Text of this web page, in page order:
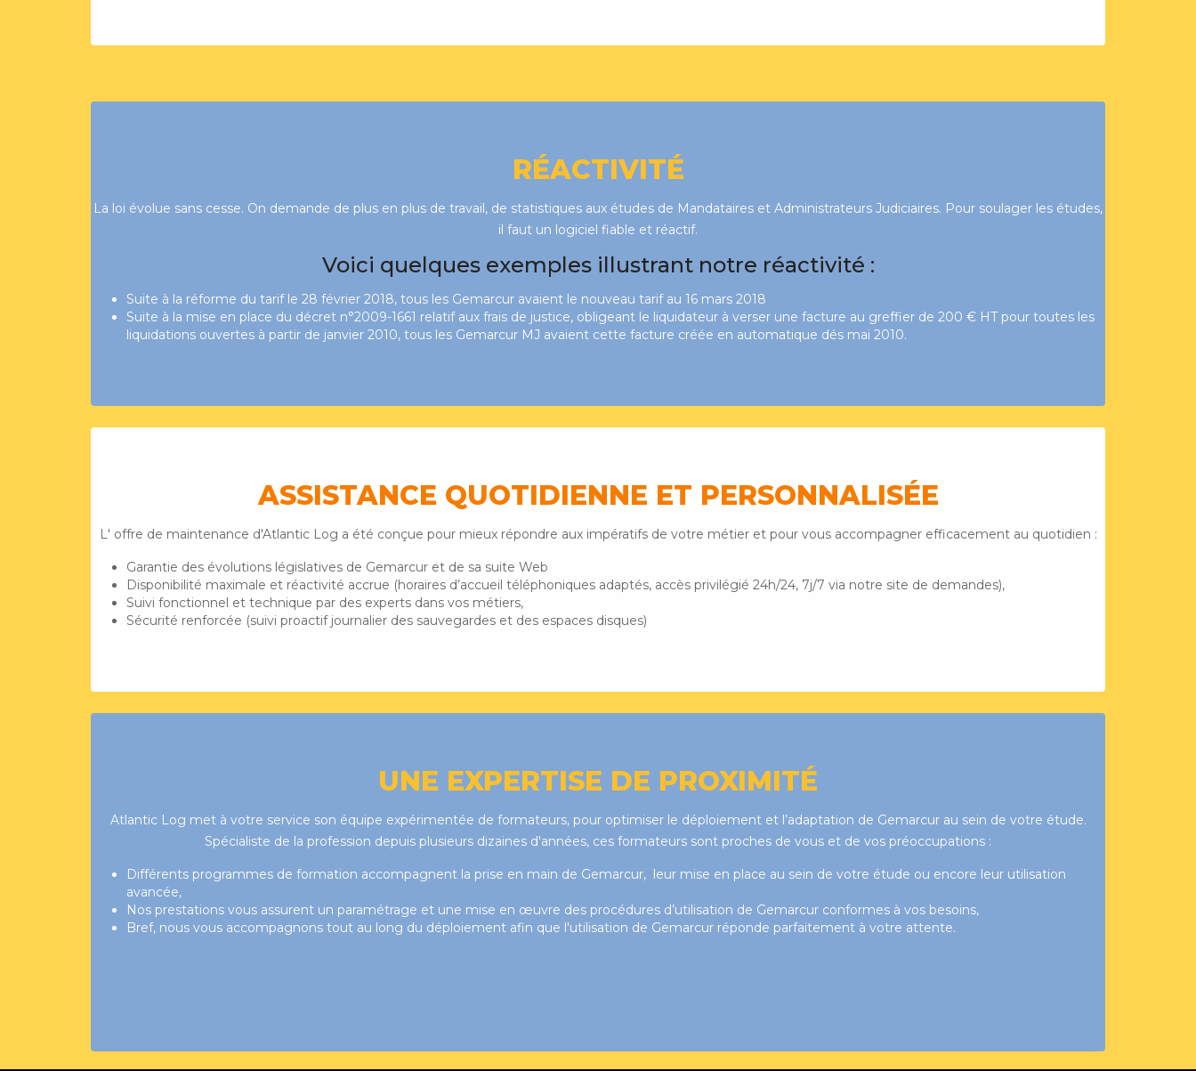
RÉACTIVITÉ
La loi évolue sans cesse. On demande de plus en plus de travail, de statistiques aux études de Mandataires et Administrateurs Judiciaires. Pour soulager les études,
il faut un logiciel fiable et réactif.
Voici quelques exemples illustrant notre réactivité :
Suite à la réforme du tarif le 28 février 2018, tous les Gemarcur avaient le nouveau tarif au 16 mars 2018
Suite à la mise en place du décret n°2009-1661 relatif aux frais de justice, obligeant le liquidateur à verser une facture au greffier de 200 € HT pour toutes les
liquidations ouvertes à partir de janvier 2010, tous les Gemarcur MJ avaient cette facture créée en automatique dés mai 2010.
ASSISTANCE QUOTIDIENNE ET PERSONNALISÉE
L' offre de maintenance d'Atlantic Log a été conçue pour mieux répondre aux impératifs de votre métier et pour vous accompagner efficacement au quotidien :
Garantie des évolutions législatives de Gemarcur et de sa suite Web
Disponibilité maximale et réactivité accrue (horaires d’accueil téléphoniques adaptés, accès privilégié 24h/24, 7j/7 via notre site de demandes),
Suivi fonctionnel et technique par des experts dans vos métiers,
Sécurité renforcée (suivi proactif journalier des sauvegardes et des espaces disques)
UNE EXPERTISE DE PROXIMITÉ
Atlantic Log met à votre service son équipe expérimentée de formateurs, pour optimiser le déploiement et l’adaptation de Gemarcur au sein de votre étude.
Spécialiste de la profession depuis plusieurs dizaines d'années, ces formateurs sont proches de vous et de vos préoccupations :
Différents programmes de formation accompagnent la prise en main de Gemarcur, leur mise en place au sein de votre étude ou encore leur utilisation
avancée,
Nos prestations vous assurent un paramétrage et une mise en œuvre des procédures d’utilisation de Gemarcur conformes à vos besoins,
Bref, nous vous accompagnons tout au long du déploiement afin que l'utilisation de Gemarcur réponde parfaitement à votre attente.